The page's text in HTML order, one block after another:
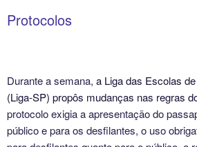
Protocolos
Durante a semana, a Liga das Escolas
(Liga-SP) propôs mudanças nas regras
protocolo exigia a apresentação do
público e para os desfilantes, o uso